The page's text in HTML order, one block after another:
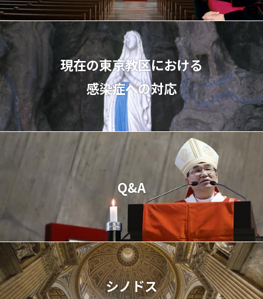
現在の東京教区における
感染症への対応
Q&A
シノドス